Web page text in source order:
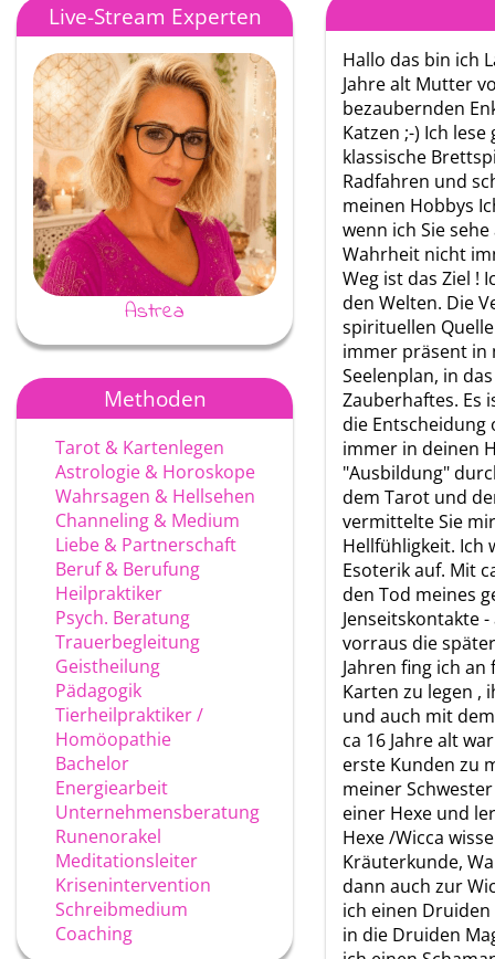
Live-Stream Experten
Astrea Ayke
Methoden
Tarot & Kartenlegen
Astrologie & Horoskope
Wahrsagen & Hellsehen
Channeling & Medium
Liebe & Partnerschaft
Beruf & Berufung
Heilpraktiker
Psych. Beratung
Trauerbegleitung
Geistheilung
Pädagogik
Tierheilpraktiker /
Homöopathie
Bachelor
Energiearbeit
Unternehmensberatung
Runenorakel
Meditationsleiter
Krisenintervention
Schreibmedium
Coaching
Hallo das bin ich
Jahre alt Mutter
bezaubernden
Katzen ;-) Ich
klassische
Radfahren und
meinen Hobbys
wenn ich Sie
Wahrheit nicht
Weg ist das Ziel !
den Welten. Die
spirituellen
immer präsent in
Seelenplan, in
Zauberhaftes. Es
die Entscheidung
immer in deinen
"Ausbildung"
dem Tarot und
vermittelte Sie
Hellfühligkeit. Ich
Esoterik auf. Mit
den Tod meines
Jenseitskontakte
vorraus die
Jahren fing ich
Karten zu legen ,
und auch mit
ca 16 Jahre alt
erste Kunden zu
meiner
einer Hexe und
Hexe /Wicca
Kräuterkunde,
dann auch zur
ich einen
in die Druiden